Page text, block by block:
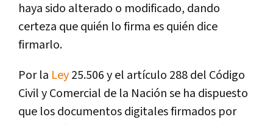
haya sido alterado o modificado, dando
certeza que quién lo firma es quién dice
firmarlo.
Por la Ley25.506 y el artículo 288 del Código
Civil y Comercial de la Nación se ha dispuesto
que los documentos digitales firmados por